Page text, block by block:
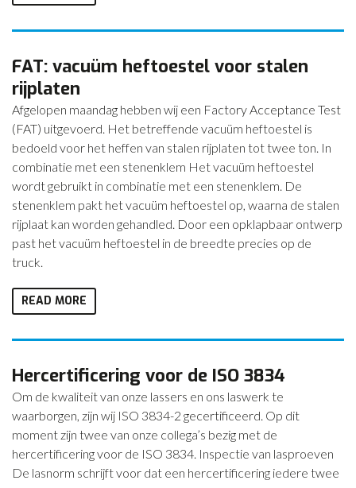
FAT: vacuüm heftoestel voor stalen
rijplaten
Afgelopen maandag hebben wij een Factory Acceptance Test
(FAT) uitgevoerd. Het betreffende vacuüm heftoestel is
bedoeld voor het heffen van stalen rijplaten tot twee ton. In
combinatie met een stenenklem Het vacuüm heftoestel
wordt gebruikt in combinatie met een stenenklem. De
stenenklem pakt het vacuüm heftoestel op, waarna de stalen
rijplaat kan worden gehandled. Door een opklapbaar ontwerp
past het vacuüm heftoestel in de breedte precies op de
truck.
READ MORE
Hercertificering voor de ISO 3834
Om de kwaliteit van onze lassers en ons laswerk te
waarborgen, zijn wij ISO 3834-2 gecertificeerd. Op dit
moment zijn twee van onze collega’s bezig met de
hercertificering voor de ISO 3834. Inspectie van lasproeven
De lasnorm schrijft voor dat een hercertificering iedere twee